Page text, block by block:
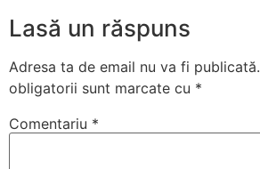
Lasă un răspuns
Adresa ta de email nu va fi publicată.
obligatorii sunt marcate cu *
Comentariu *